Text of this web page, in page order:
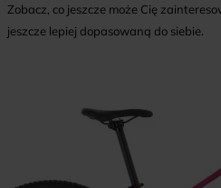
Zobacz, co jeszcze może Cię
jeszcze lepiej dopasowaną do siebie.